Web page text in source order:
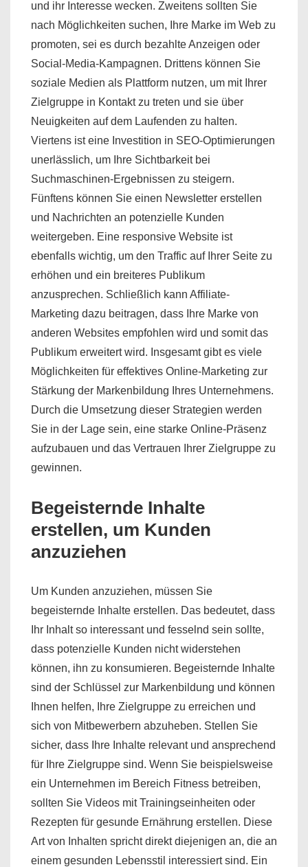
und ihr Interesse wecken. Zweitens sollten Sie
nach Möglichkeiten suchen, Ihre Marke im Web zu
promoten, sei es durch bezahlte Anzeigen oder
Social-Media-Kampagnen. Drittens können Sie
soziale Medien als Plattform nutzen, um mit Ihrer
Zielgruppe in Kontakt zu treten und sie über
Neuigkeiten auf dem Laufenden zu halten.
Viertens ist eine Investition in SEO-Optimierungen
unerlässlich, um Ihre Sichtbarkeit bei
Suchmaschinen-Ergebnissen zu steigern.
Fünftens können Sie einen Newsletter erstellen
und Nachrichten an potenzielle Kunden
weitergeben. Eine responsive Website ist
ebenfalls wichtig, um den Traffic auf Ihrer Seite zu
erhöhen und ein breiteres Publikum
anzusprechen. Schließlich kann Affiliate-
Marketing dazu beitragen, dass Ihre Marke von
anderen Websites empfohlen wird und somit das
Publikum erweitert wird. Insgesamt gibt es viele
Möglichkeiten für effektives Online-Marketing zur
Stärkung der Markenbildung Ihres Unternehmens.
Durch die Umsetzung dieser Strategien werden
Sie in der Lage sein, eine starke Online-Präsenz
aufzubauen und das Vertrauen Ihrer Zielgruppe zu
gewinnen.
Begeisternde Inhalte
erstellen, um Kunden
anzuziehen
Um Kunden anzuziehen, müssen Sie
begeisternde Inhalte erstellen. Das bedeutet, dass
Ihr Inhalt so interessant und fesselnd sein sollte,
dass potenzielle Kunden nicht widerstehen
können, ihn zu konsumieren. Begeisternde Inhalte
sind der Schlüssel zur Markenbildung und können
Ihnen helfen, Ihre Zielgruppe zu erreichen und
sich von Mitbewerbern abzuheben. Stellen Sie
sicher, dass Ihre Inhalte relevant und ansprechend
für Ihre Zielgruppe sind. Wenn Sie beispielsweise
ein Unternehmen im Bereich Fitness betreiben,
sollten Sie Videos mit Trainingseinheiten oder
Rezepten für gesunde Ernährung erstellen. Diese
Art von Inhalten spricht direkt diejenigen an, die an
einem gesunden Lebensstil interessiert sind. Ein